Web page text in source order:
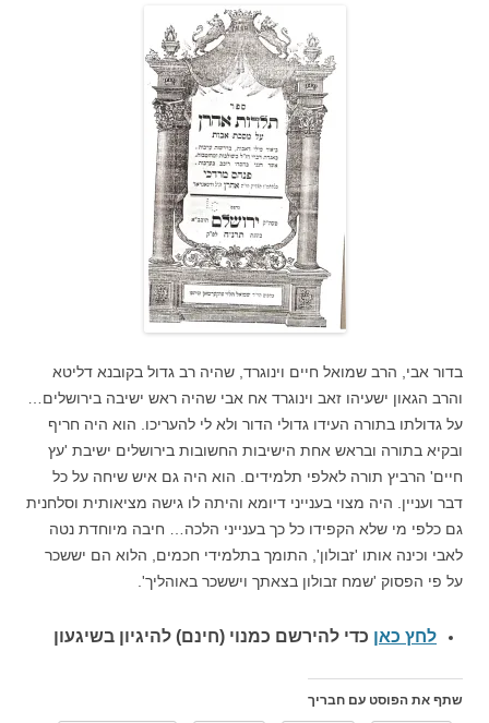
בדור אבי, הרב שמואל חיים וינוגרד, שהיה רב גדול בקובנא דליטא
והרב הגאון ישעיהו זאב וינוגרד אח אבי שהיה ראש ישיבה בירושלים…
על גדולתו בתורה העידו גדולי הדור ולא לי להעריכו. הוא היה חריף
ובקיא בתורה ובראש אחת הישיבות החשובות בירושלים ישיבת 'עץ
חיים' הרביץ תורה לאלפי תלמידים. הוא היה גם איש שיחה על כל
דבר ועניין. היה מצוי בענייני דיומא והיתה לו גישה מציאותית וסלחנית
גם כלפי מי שלא הקפידו כל כך בענייני הלכה… חיבה מיוחדת נטה
לאבי וכינה אותו 'זבולון', התומך בתלמידי חכמים, הלוא הם יששכר
על פי הפסוק 'שמח זבולון בצאתך ויששכר באוהליך'.
לחץ כאן כדי להירשם כמנוי (חינם) להיגיון בשיגעון
שתף את הפוסט עם חבריך